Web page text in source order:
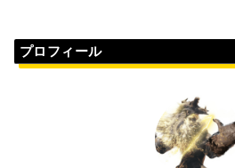
プロフィール